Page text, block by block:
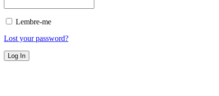
Lembre-me
Lost your password?